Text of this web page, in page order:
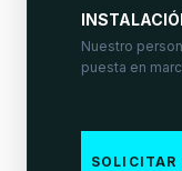
Nuestro
puesta en
SOLICITAR